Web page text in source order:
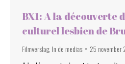
BX1: A la découverte
culturel lesbien de
Filmverslag, In de medias 25 november